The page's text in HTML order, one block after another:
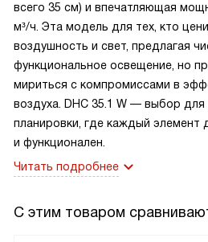
товар. Эта вытяжка стала
моей кухне и придает ей особый
всего 35 см) и впечатляющая
м³/ч. Эта модель для тех, кто
воздушность и свет, предлагая
функциональное освещение, но
мириться с компромиссами в
воздуха. DHC 35.1 W — выбор
планировки, где каждый элемент
и функционален.
Читать подробнее
С этим товаром